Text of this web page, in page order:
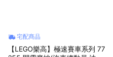
宅配商品
【LEGO樂高】極速賽車系列 77